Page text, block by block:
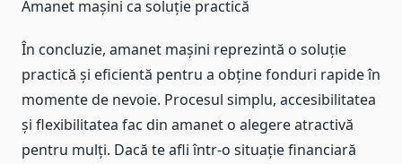
Amanet mașini ca soluție practică
În concluzie, amanet mașini reprezintă o soluție
practică și eficientă pentru a obține fonduri rapide în
momente de nevoie. Procesul simplu, accesibilitatea
și flexibilitatea fac din amanet o alegere atractivă
pentru mulți. Dacă te afli într-o situație financiară